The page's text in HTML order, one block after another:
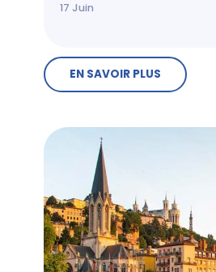
17 Juin
EN SAVOIR PLUS